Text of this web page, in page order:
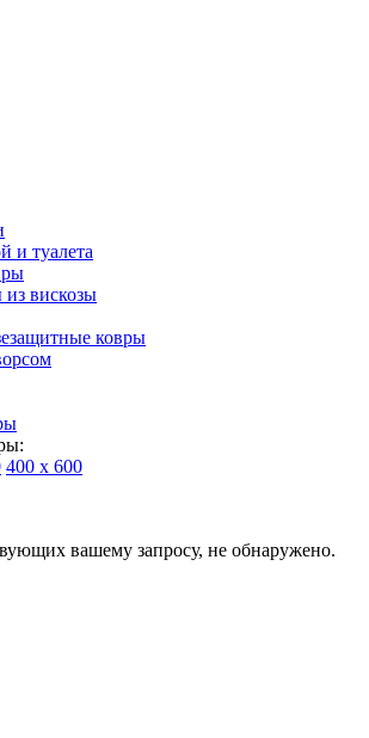
и туалета
из вискозы
ковры
400 х 600
вашему запросу, не обнаружено.